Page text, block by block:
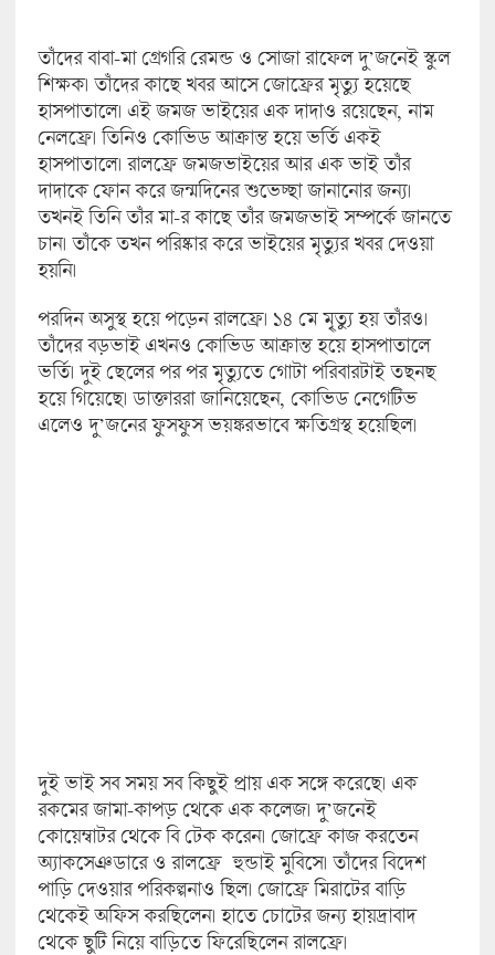
তাঁদের বাবা-মা গ্রেগরি রেমন্ড ও সোজা রাফেল দু’জনেই স্কুল
শিক্ষক। তাঁদের কাছে খবর আসে জোফ্রের মৃত্যু হয়েছে
হাসপাতালে। এই জমজ ভাইয়ের এক দাদাও রয়েছেন, নাম
নেলফ্রে। তিনিও কোভিড আক্রান্ত হয়ে ভর্তি একই
হাসপাতালে। রালফ্রে জমজভাইয়ের আর এক ভাই তাঁর
দাদাকে ফোন করে জন্মদিনের শুভেচ্ছা জানানোর জন্য।
তখনই তিনি তাঁর মা-র কাছে তাঁর জমজভাই সম্পর্কে জানতে
চান। তাঁকে তখন পরিষ্কার করে ভাইয়ের মৃত্যুর খবর দেওয়া
হয়নি।
পরদিন অসুস্থ হয়ে পড়েন রালফ্রে। ১৪ মে মৃ্ত্যু হয় তাঁরও।
তাঁদের বড়ভাই এখনও কোভিড আক্রান্ত হয়ে হাসপাতালে
ভর্তি। দুই ছেলের পর পর মৃত্যুতে গোটা পরিবারটাই তছনছ
হয়ে গিয়েছে। ডাক্তাররা জানিয়েছেন, কোভিড নেগেটিভ
এলেও দু’জনের ফুসফুস ভয়ঙ্করভাবে ক্ষতিগ্রস্থ হয়েছিল।
দুই ভাই সব সময় সব কিছুই প্রায় এক সঙ্গে করেছে। এক
রকমের জামা-কাপড় থেকে এক কলেজ। দু’জনেই
কোয়েম্বাটর থেকে বি টেক করেন। জোফ্রে কাজ করতেন
অ্যাকসেঞ্ডারে ও রালফ্রে হুন্ডাই মুবিসে। তাঁদের বিদেশ
পাড়ি দেওয়ার পরিকল্পনাও ছিল। জোফ্রে মিরাটের বাড়ি
থেকেই অফিস করছিলেন। হাতে চোটের জন্য হায়দ্রাবাদ
থেকে ছুটি নিয়ে বাড়িতে ফিরেছিলেন রালফ্রে।